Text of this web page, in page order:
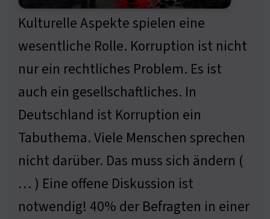
Kulturelle Aspekte spielen eine
wesentliche Rolle. Korruption ist nicht
nur ein rechtliches Problem. Es ist
auch ein gesellschaftliches. In
Deutschland ist Korruption ein
Tabuthema. Viele Menschen sprechen
nicht darüber. Das muss sich ändern (
… ) Eine offene Diskussion ist
notwendig! 40% der Befragten in einer